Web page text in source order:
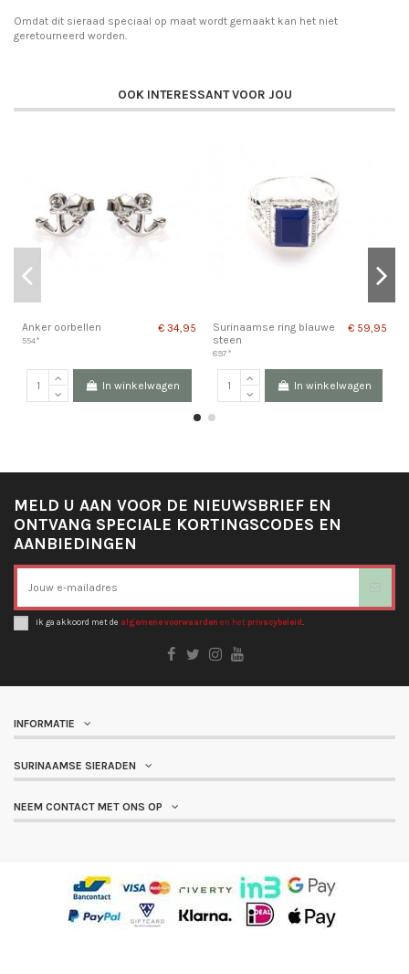
Omdat dit sieraad speciaal op maat wordt gemaakt kan het niet
geretourneerd worden.
OOK INTERESSANT VOOR JOU
Anker oorbellen
554*
€ 34,95
In winkelwagen
Surinaamse ring blauwe
steen
897*
€ 59,95
In winkelwagen
MELD U AAN VOOR DE NIEUWSBRIEF EN
ONTVANG SPECIALE KORTINGSCODES EN
AANBIEDINGEN
Ik ga akkoord met de algemene voorwaarden en het privacybeleid.
INFORMATIE
SURINAAMSE SIERADEN
NEEM CONTACT MET ONS OP